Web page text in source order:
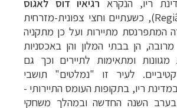
), כשעתיים וחצי צפונית-מזרחית
המתפרנסת מתיירות ועל כן מתקניה
מרובה, הן בבתי המלון והן באכסניות
ומתאימות לתיירים וכך גם
לעיר זו "נמלטים" תושבי
ריו, בתקופות העומס התיירותי -
השנה החדשה ובמהלך משחקי